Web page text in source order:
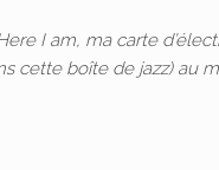
I am, ma carte
cette boîte de jazz) au